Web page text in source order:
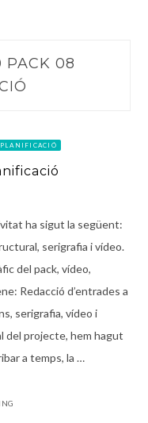
PACK 08
ha sigut la següent:
serigrafia i vídeo.
del pack, vídeo,
Redacció d’entrades a
serigrafia, vídeo i
del projecte, hem hagut
a temps, la …